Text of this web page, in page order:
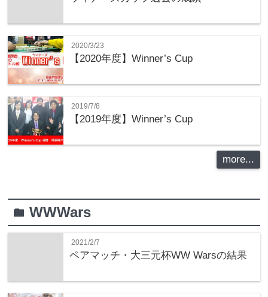
2020/3/23
【2020年度】Winner’s Cup
2019/7/8
【2019年度】Winner’s Cup
more...
folderWWWars
2021/2/7
ペアマッチ・大三元杯WW Warsの結果